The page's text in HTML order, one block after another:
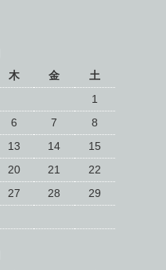
木 金
土
1
6 7
8
13 14
15
20 21
22
27 28
29